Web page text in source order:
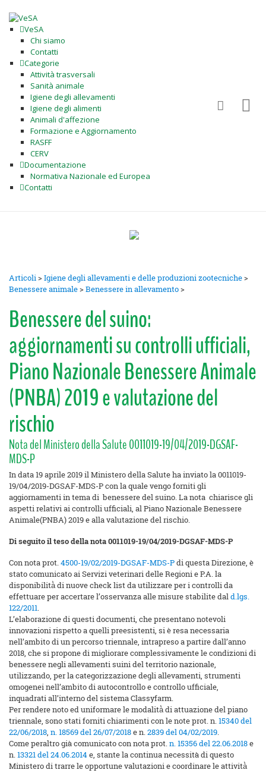
VeSA
Chi siamo
Contatti
Categorie
Attività trasversali
Sanità animale
Igiene degli allevamenti
Igiene degli alimenti
Animali d'affezione
Formazione e Aggiornamento
RASFF
CERV
Documentazione
Normativa Nazionale ed Europea
Contatti
Articoli>Igiene degli allevamenti e delle produzioni zootecniche>
Benessere animale>Benessere in allevamento>
Benessere del suino:
aggiornamenti su controlli ufficiali,
Piano Nazionale Benessere Animale
(PNBA) 2019 e valutazione del
rischio
Nota del Ministero della Salute 0011019-19/04/2019-DGSAF-
MDS-P
In data 19 aprile 2019 il Ministero della Salute ha inviato la 0011019-
19/04/2019-DGSAF-MDS-P con la quale vengo forniti gli
aggiornamenti in tema di benessere del suino. La nota chiarisce gli
aspetti relativi ai controlli ufficiali, al Piano Nazionale Benessere
Animale(PNBA) 2019 e alla valutazione del rischio.
Di seguito il teso della nota 0011019-19/04/2019-DGSAF-MDS-P
Con nota prot.4500-19/02/2019-DGSAF-MDS-Pdi questa Direzione, è
stato comunicato ai Servizi veterinari delle Regioni e P.A. la
disponibilità̀ di nuove check list da utilizzare per i controlli da
effettuare per accertare l’osservanza alle misure stabilite dald.lgs.
122/2011.
L’elaborazione di questi documenti, che presentano notevoli
innovazioni rispetto a quelli preesistenti, si è resa necessaria
nell’ambito di un percorso triennale, intrapreso a partire dall’anno
2018, che si propone di migliorare complessivamente le condizioni di
benessere negli allevamenti suini del territorio nazionale,
utilizzando, per la categorizzazione degli allevamenti, strumenti
omogenei nell’ambito di autocontrollo e controllo ufficiale,
inquadrati all’interno del sistema Classyfarm.
Per rendere noto ed uniformare le modalità̀ di attuazione del piano
triennale, sono stati forniti chiarimenti con le note prot. n.15340 del
22/06/2018, n. 18569 del 26/07/2018e n.2839 del 04/02/2019.
Come peraltro già comunicato con nota prot.n. 15356 del 22.06.2018e
n.13321 del 24.06.2014 e, stante la continua necessità di questo
Ministero di trarre le opportune valutazioni e coordinare le attività̀